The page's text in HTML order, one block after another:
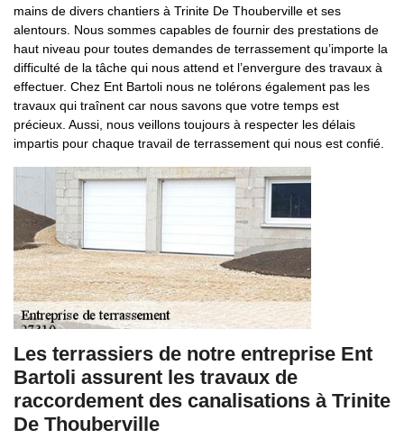
mains de divers chantiers à Trinite De Thouberville et ses
alentours. Nous sommes capables de fournir des prestations de
haut niveau pour toutes demandes de terrassement qu’importe la
difficulté de la tâche qui nous attend et l’envergure des travaux à
effectuer. Chez Ent Bartoli nous ne tolérons également pas les
travaux qui traînent car nous savons que votre temps est
précieux. Aussi, nous veillons toujours à respecter les délais
impartis pour chaque travail de terrassement qui nous est confié.
Les terrassiers de notre entreprise Ent
Bartoli assurent les travaux de
raccordement des canalisations à Trinite
De Thouberville